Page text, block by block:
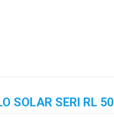
SOLAR SERI RL 50